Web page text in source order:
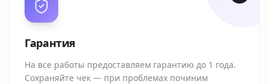
Гарантия
На все работы предоставляем гарантию до 1 года.
Сохраняйте чек — при проблемах починим